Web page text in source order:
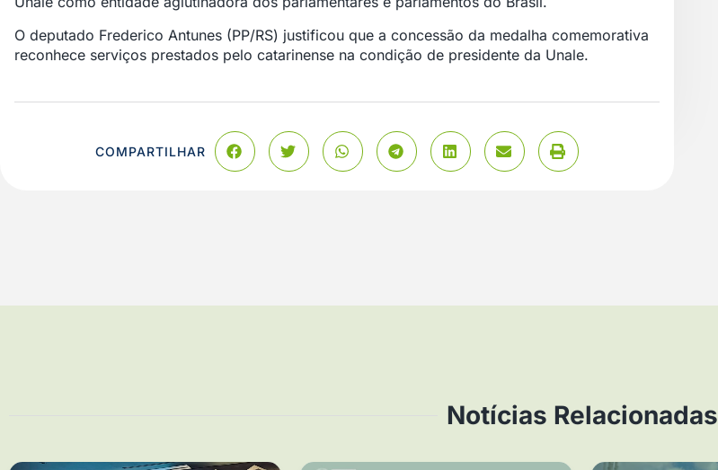
O deputado Frederico Antunes (PP/RS) justificou que a concessão da medalha comemorativa
reconhece serviços prestados pelo catarinense na condição de presidente da Unale.
COMPARTILHAR
Notícias Relacionadas